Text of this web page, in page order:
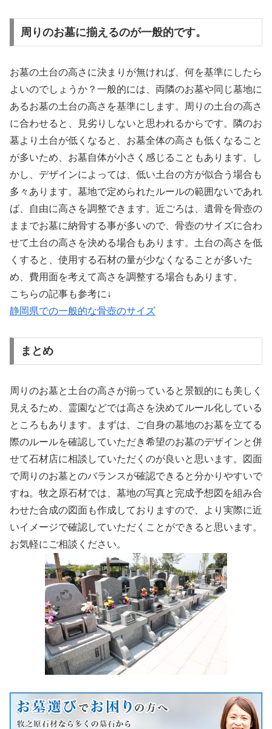
周りのお墓に揃えるのが一般的です。
お墓の土台の高さに決まりが無ければ、何を基準にしたら
よいのでしょうか？一般的には、両隣のお墓や同じ墓地に
あるお墓の土台の高さを基準にします。周りの土台の高さ
に合わせると、見劣りしないと思われるからです。隣のお
墓より土台が低くなると、お墓全体の高さも低くなること
が多いため、お墓自体が小さく感じることもあります。し
かし、デザインによっては、低い土台の方が似合う場合も
多々あります。墓地で定められたルールの範囲ないであれ
ば、自由に高さを調整できます。近ごろは、遺骨を骨壺の
ままでお墓に納骨する事が多いので、骨壺のサイズに合わ
せて土台の高さを決める場合もあります。土台の高さを低
くすると、使用する石材の量が少なくなることが多いた
め、費用面を考えて高さを調整する場合もあります。
こちらの記事も参考に↓
静岡県での一般的な骨壺のサイズ
まとめ
周りのお墓と土台の高さが揃っていると景観的にも美しく
見えるため、霊園などでは高さを決めてルール化している
ところもあります。まずは、ご自身の墓地のお墓を立てる
際のルールを確認していただき希望のお墓のデザインと併
せて石材店に相談していただくのが良いと思います。図面
で周りのお墓とのバランスが確認できると分かりやすいで
すね。牧之原石材では、墓地の写真と完成予想図を組み合
わせた合成の図面も作成しておりますので、より実際に近
いイメージで確認していただくことができると思います。
お気軽にご相談ください。